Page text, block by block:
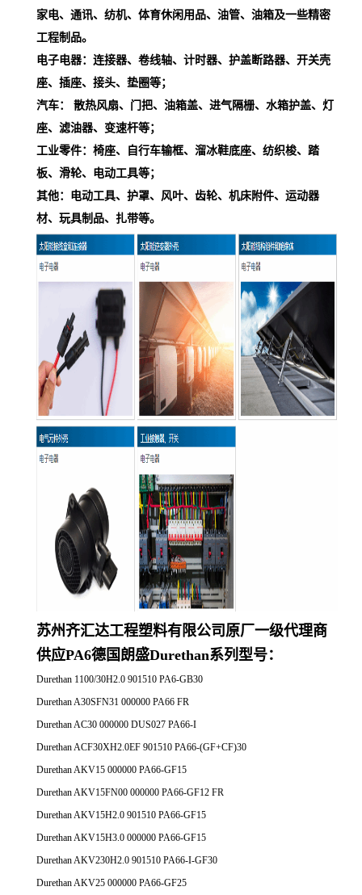
家电、通讯、纺机、体育休闲用品、油管、油箱及一些精密
工程制品。
电子电器：连接器、卷线轴、计时器、护盖断路器、开关壳
座、插座、接头、垫圈等；
汽车： 散热风扇、门把、油箱盖、进气隔栅、水箱护盖、灯
座、滤油器、变速杆等；
工业零件：椅座、自行车输框、溜冰鞋底座、纺织梭、踏
板、滑轮、电动工具等；
其他：电动工具、护罩、风叶、齿轮、机床附件、运动器
材、玩具制品、扎带等。
苏州齐汇达工程塑料有限公司原厂一级代理商
供应PA6德国朗盛Durethan系列型号：
Durethan 1100/30H2.0 901510 PA6-GB30
Durethan A30SFN31 000000 PA66 FR
Durethan AC30 000000 DUS027 PA66-I
Durethan ACF30XH2.0EF 901510 PA66-(GF+CF)30
Durethan AKV15 000000 PA66-GF15
Durethan AKV15FN00 000000 PA66-GF12 FR
Durethan AKV15H2.0 901510 PA66-GF15
Durethan AKV15H3.0 000000 PA66-GF15
Durethan AKV230H2.0 901510 PA66-I-GF30
Durethan AKV25 000000 PA66-GF25